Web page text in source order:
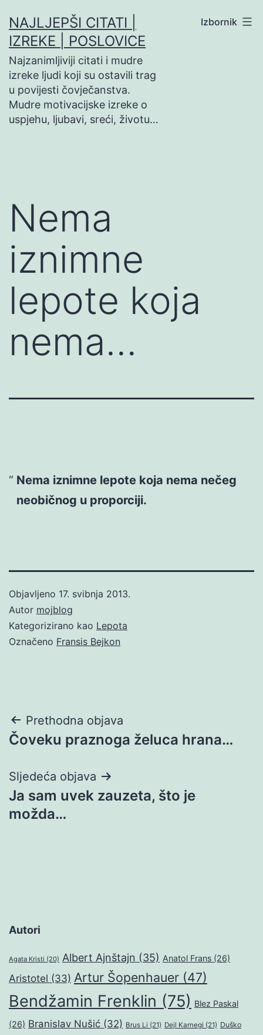
na
sadržaj
NAJLJEPŠI CITATI |
IZREKE | POSLOVICE
Najzanimljiviji citati i mudre
izreke ljudi koji su ostavili trag
u povijesti čovječanstva.
Mudre motivacijske izreke o
uspjehu, ljubavi, sreći, životu…
Izbornik
Nema
iznimne
lepote koja
nema…
Nema iznimne lepote koja nema nečeg
neobičnog u proporciji.
Objavljeno 17. svibnja 2013.
Autor mojblog
Kategorizirano kao Lepota
Označeno Fransis Bejkon
Navigacija
objava
Prethodna objava
Čoveku praznoga želuca hrana…
Sljedeća objava
Ja sam uvek zauzeta, što je
možda…
Autori
Agata Kristi (20) Albert Ajnštajn (35) Anatol Frans (26)
Aristotel (33) Artur Šopenhauer (47)
Bendžamin Frenklin (75) Blez Paskal
(26) Branislav Nušić (32) Brus Li (21) Dejl Karnegi (21) Duško